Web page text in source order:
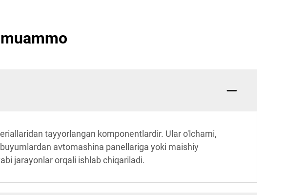
tayyorlangan komponentlardir. Ular o'lchami,
avtomashina panellariga yoki maishiy
jarayonlar orqali ishlab chiqariladi.